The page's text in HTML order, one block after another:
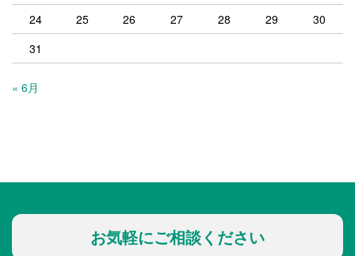
24
25 26 27 28 29
30
31
« 6月
お気軽にご相談ください